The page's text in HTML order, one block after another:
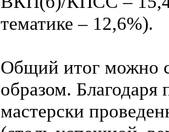
тематике – 12,6%).
Общий итог можно
образом. Благодаря
мастерски